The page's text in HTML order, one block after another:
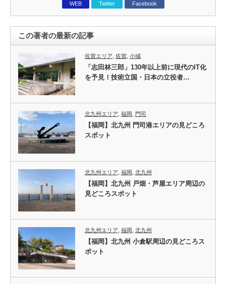
WEB Twitter Facebook
この著者の最新の記事
佐賀エリア 佐賀, 小城
「志田林三郎」130年以上前に現代のIT化
を予見！技術立国・日本の立役者…
北九州エリア, 福岡 , 門司
【福岡】北九州 門司港エリアの見どころ
スポット
北九州エリア 福岡 北九州
【福岡】北九州 戸畑・芦屋エリア周辺の
見どころスポット
北九州エリア 福岡 北九州
【福岡】北九州 小倉駅周辺の見どころス
ポット